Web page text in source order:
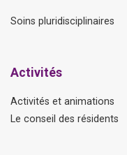
Soins pluridisciplinaires
Activités
Activités et animations
Le conseil des résidents